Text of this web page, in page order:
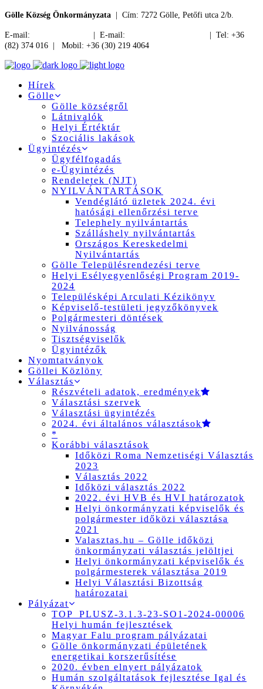
Gölle Község Önkormányzata | Cím: 7272 Gölle, Petőfi utca 2/b.
E-mail: | E-mail:
| Tel: +36
(82) 374 016 | Mobil: +36 (30) 219 4064
Hírek
Gölle
Gölle községről
Látnivalók
Helyi Értéktár
Szociális lakások
Ügyintézés
Ügyfélfogadás
e-Ügyintézés
Rendeletek (NJT)
NYILVÁNTARTÁSOK
Vendéglátó üzletek 2024. évi
hatósági ellenőrzési terve
Telephely nyilvántartás
Szálláshely nyilvántartás
Országos Kereskedelmi
Nyilvántartás
Gölle Településrendezési terve
Helyi Esélyegyenlőségi Program 2019-
2024
Településképi Arculati Kézikönyv
Képviselő-testületi jegyzőkönyvek
Polgármesteri döntések
Nyilvánosság
Tisztségviselők
Ügyintézők
Nyomtatványok
Göllei Közlöny
Választás
Részvételi adatok, eredmények
Választási szervek
Választási ügyintézés
2024. évi általános választások
*
Korábbi választások
Időközi Roma Nemzetiségi Választás
2023
Választás 2022
Időközi választás 2022
2022. évi HVB és HVI határozatok
Helyi önkormányzati képviselők és
polgármester időközi választása
2021
Valasztas.hu – Gölle időközi
önkormányzati választás jelöltjei
Helyi önkormányzati képviselők és
polgármesterek választása 2019
Helyi Választási Bizottság
határozatai
Pályázat
TOP_PLUSZ-3.1.3-23-SO1-2024-00006
Helyi humán fejlesztések
Magyar Falu program pályázatai
Gölle önkormányzati épületének
energetikai korszerűsítése
2020. évben elnyert pályázatok
Humán szolgáltatások fejlesztése Igal és